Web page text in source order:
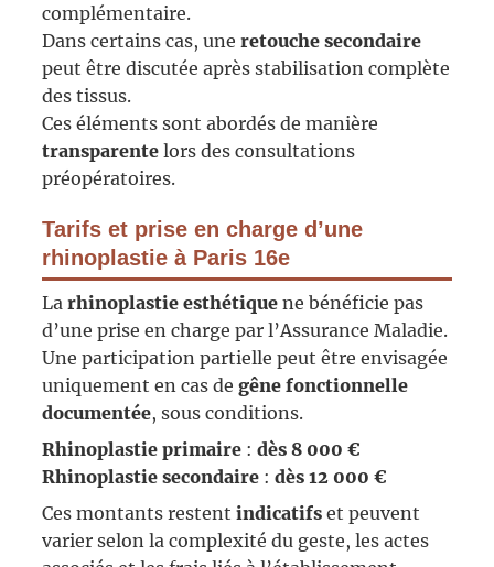
complémentaire.
Dans certains cas, une retouche secondaire
peut être discutée après stabilisation complète
des tissus.
Ces éléments sont abordés de manière
transparentelors des consultations
préopératoires.
Tarifs et prise en charge d’une
rhinoplastie à Paris 16e
La rhinoplastie esthétiquene bénéficie pas
d’une prise en charge par l’Assurance Maladie.
Une participation partielle peut être envisagée
uniquement en cas de gêne fonctionnelle
documentée, sous conditions.
Rhinoplastie primaire: dès 8 000 €
Rhinoplastie secondaire: dès 12 000 €
Ces montants restent indicatifset peuvent
varier selon la complexité du geste, les actes